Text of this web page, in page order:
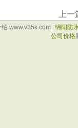
上
www.v35k.com 绵阳防
公司价格